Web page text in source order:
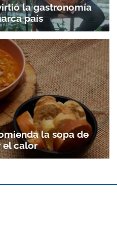
a nuestro boletín.
ACEPTAR
la gastronomía
país
la sopa de
el calor